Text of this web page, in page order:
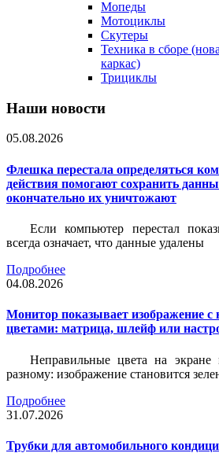
Мопеды
Мотоциклы
Скутеры
Техника в сборе
каркас)
Трициклы
Наши новости
05.08.2026
Флешка перестала определяться
действия помогают сохранить
окончательно их уничтожают
Если компьютер перестал
всегда означает, что данные удалены
Подробнее
04.08.2026
Монитор показывает изображение
цветами: матрица, шлейф или
Неправильные цвета на экране
разному: изображение становится
Подробнее
31.07.2026
Трубки для автомобильного